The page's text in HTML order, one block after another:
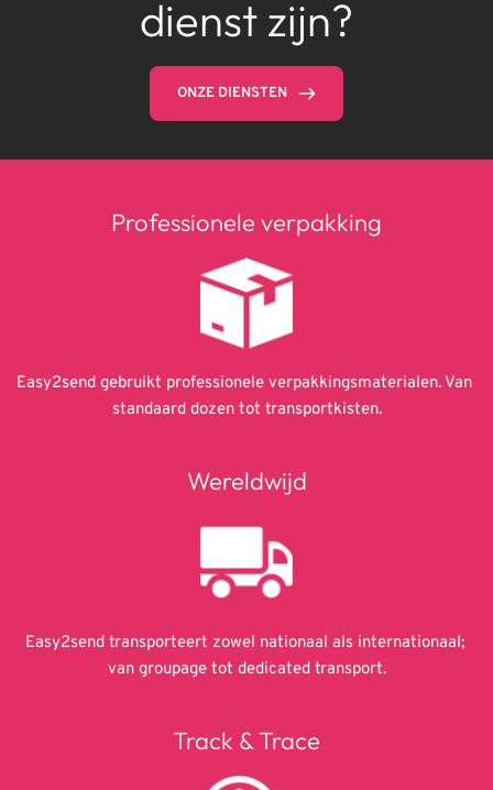
dienst zijn?
ONZE DIENSTEN
Professionele verpakking
Easy2send gebruikt professionele verpakkingsmaterialen. Van
standaard dozen tot transportkisten.
Wereldwijd
Easy2send transporteert zowel nationaal als internationaal;
van groupage tot dedicated transport.
Track & Trace